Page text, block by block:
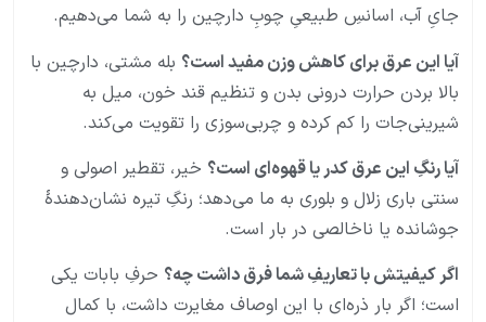
جایِ آب، اسانسِ طبیعیِ چوبِ دارچین را به شما می‌دهیم.
آیا این عرق برای کاهش وزن مفید است؟ بله مشتی، دارچین با
بالا بردن حرارت درونی بدن و تنظیم قند خون، میل به
شیرینی‌جات را کم کرده و چربی‌سوزی را تقویت می‌کند.
آیا رنگِ این عرق کدر یا قهوه‌ای است؟ خیر، تقطیر اصولی و
سنتی باری زلال و بلوری به ما می‌دهد؛ رنگِ تیره نشان‌دهندهٔ
جوشانده یا ناخالصی در بار است.
اگر کیفیتش با تعاریفِ شما فرق داشت چه؟ حرفِ بابات یکی
است؛ اگر بار ذره‌ای با این اوصاف مغایرت داشت، با کمال